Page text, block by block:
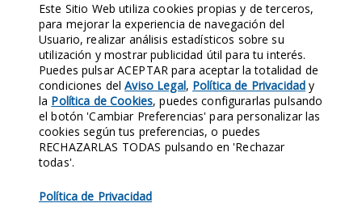
SIGLO XVIII FOTOS DE GRUPOS
JUNTA DIRECTIVA LEYENDA BALCÓN SUSCRÍBETE ÚLTIMAS NOTICIAS
TUNEL DEL TIEMPO FOTOS DE MÚSICA
Entra en nuestras Redes Sociales y síguenos. Conocerás nuestra
Historia al instante.
1970
FACEBOOK
421
X
124
Este Sitio Web utiliza cookies propias y de terceros,
para mejorar la experiencia de navegación del
Usuario, realizar análisis estadísticos sobre su
utilización y mostrar publicidad útil para tu interés.
Puedes pulsar ACEPTAR para aceptar la totalidad de
condiciones delAviso Legal, Política de Privacidad y
la Política de Cookies, puedes configurarlas pulsando
el botón 'Cambiar Preferencias' para personalizar las
cookies según tus preferencias, o puedes
RECHAZARLAS TODAS pulsando en 'Rechazar
todas'.
Política de Privacidad